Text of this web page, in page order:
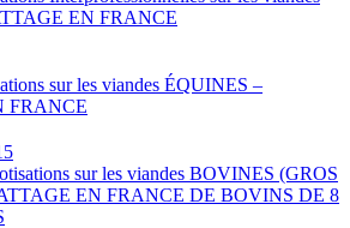
EN FRANCE
sur les viandes ÉQUINES –
FRANCE
sur les viandes BOVINES (GROS
EN FRANCE DE BOVINS DE 8